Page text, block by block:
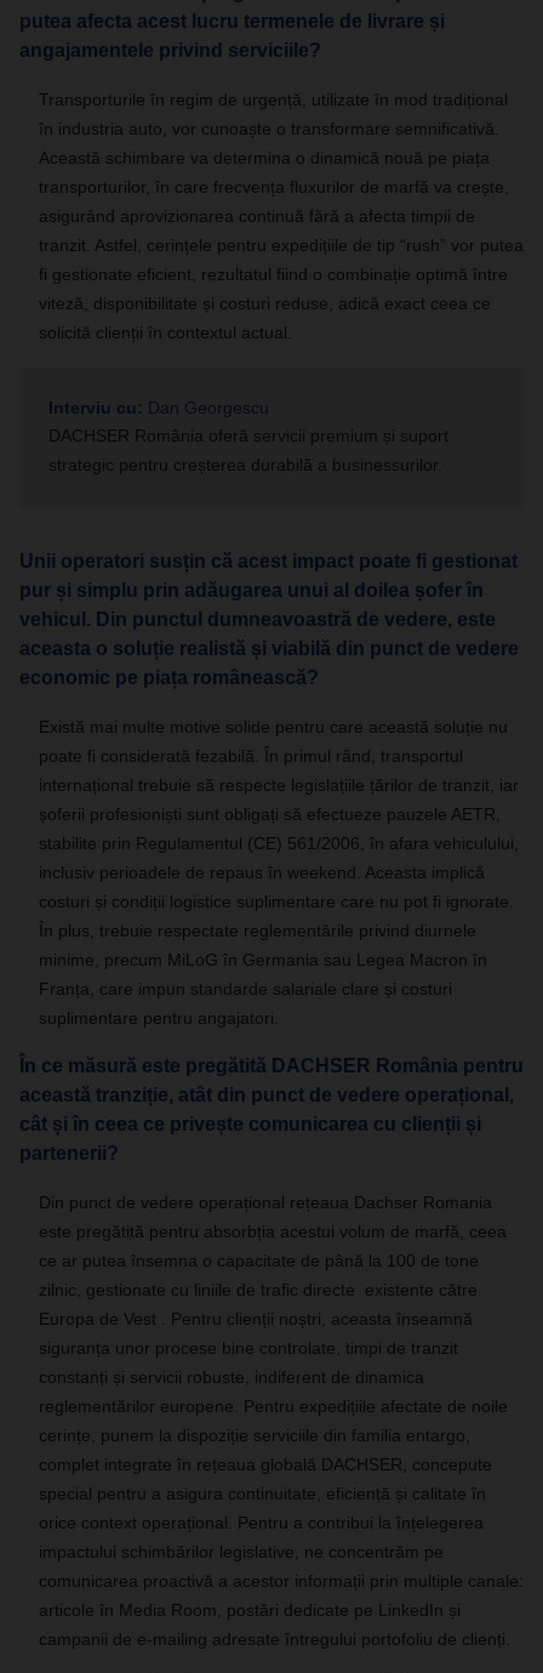
putea afecta acest lucru termenele de livrare și
angajamentele privind serviciile?
Transporturile în regim de urgență, utilizate în mod tradițional
în industria auto, vor cunoaște o transformare semnificativă.
Această schimbare va determina o dinamică nouă pe piața
transporturilor, în care frecvența fluxurilor de marfă va crește,
asigurând aprovizionarea continuă fără a afecta timpii de
tranzit. Astfel, cerințele pentru expedițiile de tip “rush” vor putea
fi gestionate eficient, rezultatul fiind o combinație optimă între
viteză, disponibilitate și costuri reduse, adică exact ceea ce
solicită clienții în contextul actual.
Interviu cu: Dan Georgescu
DACHSER România oferă servicii premium și suport
strategic pentru creșterea durabilă a businessurilor.
Unii operatori susțin că acest impact poate fi gestionat
pur și simplu prin adăugarea unui al doilea șofer în
vehicul. Din punctul dumneavoastră de vedere, este
aceasta o soluție realistă și viabilă din punct de vedere
economic pe piața românească?
Există mai multe motive solide pentru care această soluție nu
poate fi considerată fezabilă. În primul rând, transportul
internațional trebuie să respecte legislațiile țărilor de tranzit, iar
șoferii profesioniști sunt obligați să efectueze pauzele AETR,
stabilite prin Regulamentul (CE) 561/2006, în afara vehiculului,
inclusiv perioadele de repaus în weekend. Aceasta implică
costuri și condiții logistice suplimentare care nu pot fi ignorate.
În plus, trebuie respectate reglementările privind diurnele
minime, precum MiLoG în Germania sau Legea Macron în
Franța, care impun standarde salariale clare și costuri
suplimentare pentru angajatori.
În ce măsură este pregătită DACHSER România pentru
această tranziție, atât din punct de vedere operațional,
cât și în ceea ce privește comunicarea cu clienții și
partenerii?
Din punct de vedere operațional rețeaua Dachser Romania
este pregătită pentru absorbția acestui volum de marfă, ceea
ce ar putea însemna o capacitate de până la 100 de tone
zilnic, gestionate cu liniile de trafic directe existente către
Europa de Vest . Pentru clienții noștri, aceasta înseamnă
siguranța unor procese bine controlate, timpi de tranzit
constanți și servicii robuste, indiferent de dinamica
reglementărilor europene. Pentru expedițiile afectate de noile
cerințe, punem la dispoziție serviciile din familia entargo,
complet integrate în rețeaua globală DACHSER, concepute
special pentru a asigura continuitate, eficiență și calitate în
orice context operațional. Pentru a contribui la înțelegerea
impactului schimbărilor legislative, ne concentrăm pe
comunicarea proactivă a acestor informații prin multiple canale:
articole în Media Room, postări dedicate pe LinkedIn și
campanii de e-mailing adresate întregului portofoliu de clienți.